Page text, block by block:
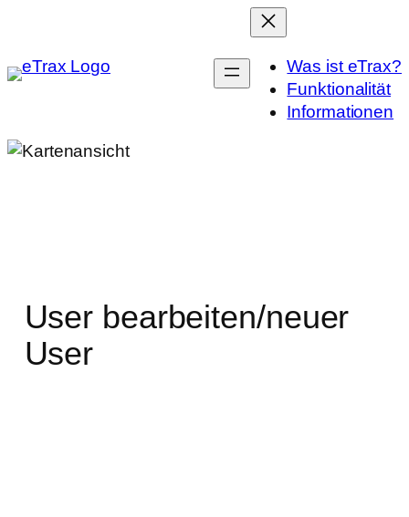
springen
Was ist eTrax?
Funktionalität
Informationen
User bearbeiten/neuer
User